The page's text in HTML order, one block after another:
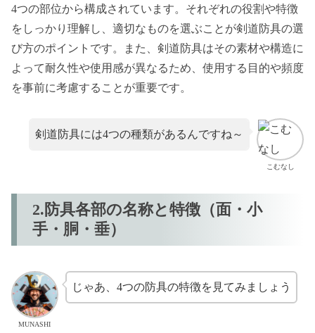
4つの部位から構成されています。それぞれの役割や特徴
をしっかり理解し、適切なものを選ぶことが剣道防具の選
び方のポイントです。また、剣道防具はその素材や構造に
よって耐久性や使用感が異なるため、使用する目的や頻度
を事前に考慮することが重要です。
こむなし
剣道防具には4つの種類があるんですね～
2.防具各部の名称と特徴（面・小
手・胴・垂）
MUNASHI
じゃあ、4つの防具の特徴を見てみましょう